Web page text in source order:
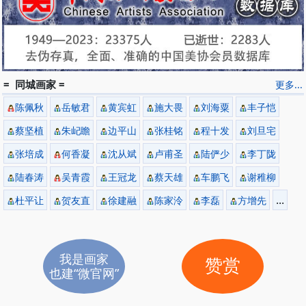
更多...
= 同城画家 =
陈佩秋 岳敏君 黄宾虹 施大畏 刘海粟
丰子恺
蔡坚植
朱屺瞻 边平山 张桂铭 程十发
刘旦宅
张培成
何香凝 沈从斌 卢甫圣 陆俨少
李丁陇
陆春涛
吴青霞 王冠龙 蔡天雄 车鹏飞
谢稚柳
杜平让
贺友直 徐建融 陈家泠 李磊 方增先 ...
我是画家
也建“微官网”
赞赏